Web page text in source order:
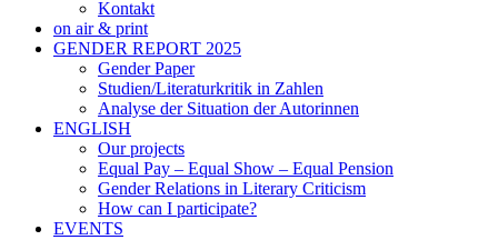
Kontakt
on air & print
GENDER REPORT 2025
Gender Paper
Studien/Literaturkritik in Zahlen
Analyse der Situation der Autorinnen
ENGLISH
Our projects
Equal Pay – Equal Show – Equal Pension
Gender Relations in Literary Criticism
How can I participate?
EVENTS